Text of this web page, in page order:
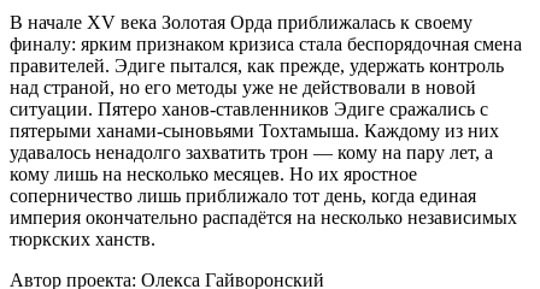
В начале XV века Золотая Орда приближалась к своему
финалу: ярким признаком кризиса стала беспорядочная смена
правителей. Эдиге пытался, как прежде, удержать контроль
над страной, но его методы уже не действовали в новой
ситуации. Пятеро ханов-ставленников Эдиге сражались с
пятерыми ханами-сыновьями Тохтамыша. Каждому из них
удавалось ненадолго захватить трон — кому на пару лет, а
кому лишь на несколько месяцев. Но их яростное
соперничество лишь приближало тот день, когда единая
империя окончательно распадётся на несколько независимых
тюркских ханств.
Автор проекта: Олекса Гайворонский